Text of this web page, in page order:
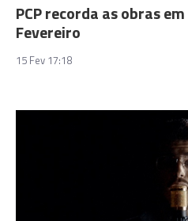
PCP recorda as obras
Fevereiro
15 Fev 17:18